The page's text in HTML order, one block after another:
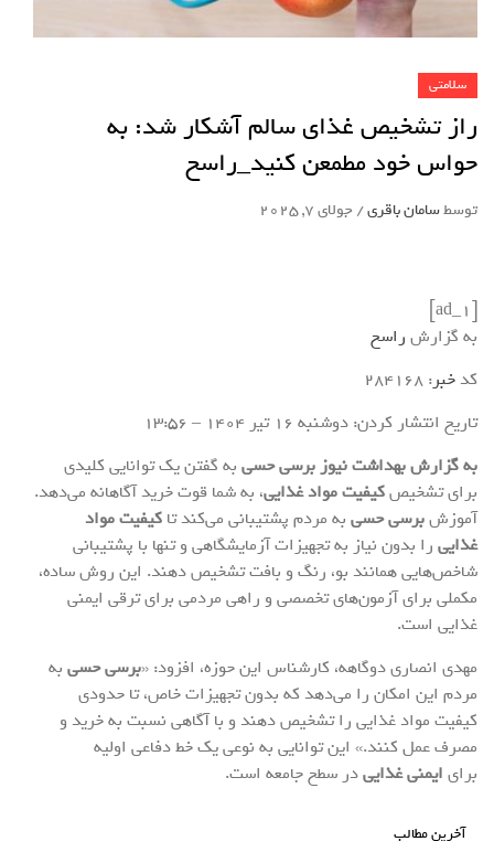
سلامتی
راز تشخیص غذای سالم آشکار شد: به
حواس خود مطمعن کنید_راسخ
توسطسامان باقری/ جولای 7, 2025
[ad_1]
به گزارش راسخ
کدخبر: 284168
تاریخ انتشار کردن: دوشنبه 16 تير 1404 – 13:56
به گزارش بهداشت نیوز برسی حسی به گفتن یک توانایی کلیدی
برای تشخیصکیفیت مواد غذایی، به شما قوت خرید آگاهانه می‌دهد.
آموزشبرسی حسی به مردم پشتیبانی می‌کند تا کیفیت مواد
غذایی را بدون نیاز به تجهیزات آزمایشگاهی و تنها با پشتیبانی
شاخص‌هایی همانند بو، رنگ و بافت تشخیص دهند. این روش ساده،
مکملی برای آزمون‌های تخصصی و راهی مردمی برای ترقی ایمنی
غذایی است.
مهدی انصاری دوگاهه، کارشناس این حوزه، افزود: «برسی حسی به
مردم این امکان را می‌دهد که بدون تجهیزات خاص، تا حدودی
کیفیت مواد غذایی را تشخیص دهند و با آگاهی نسبت به خرید و
مصرف عمل کنند.» این توانایی به نوعی یک خط دفاعی اولیه
برای ایمنی غذاییدر سطح جامعه است.
آخرین مطالب